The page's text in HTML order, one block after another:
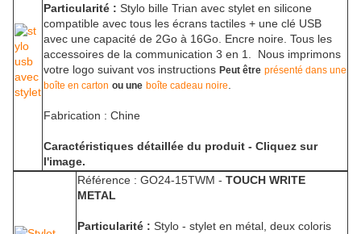
Particularité : Stylo bille Trian avec stylet en silicone
compatible avec tous les écrans tactiles + une clé USB
avec une capacité de 2Go à 16Go. Encre noire. Tous les
accessoires de la communication 3 en 1. Nous imprimons
votre logo suivant vos instructions Peut être présenté dans une
boîte en carton ou une boîte cadeau noire
Fabrication : Chine
Caractéristiques détaillée du produit - Cliquez sur
l'image.
Référence : GO24-15TWM - TOUCH WRITE
METAL
Particularité : Stylo - stylet en métal, deux coloris